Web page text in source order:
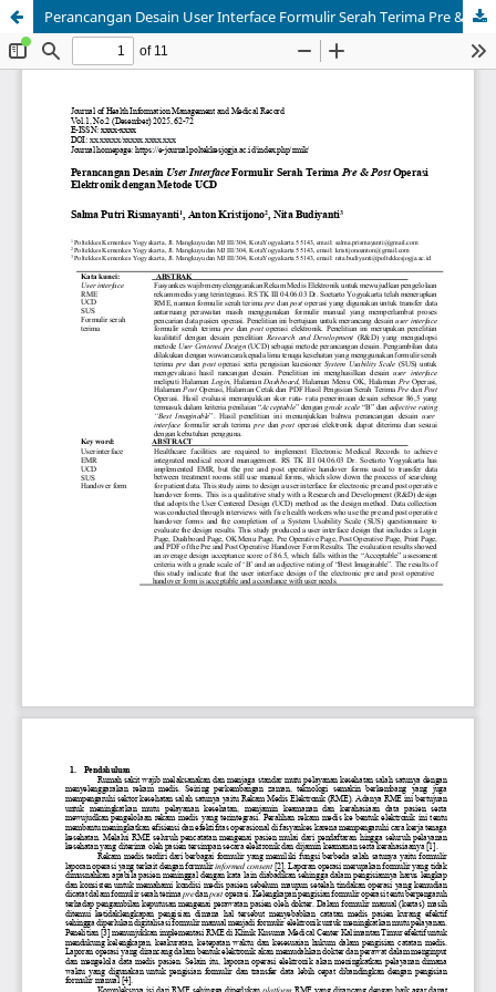
Perancangan Desain User Interface Formulir Serah Terima Pre & Post Operasi Elektronik dengan Metode UCD